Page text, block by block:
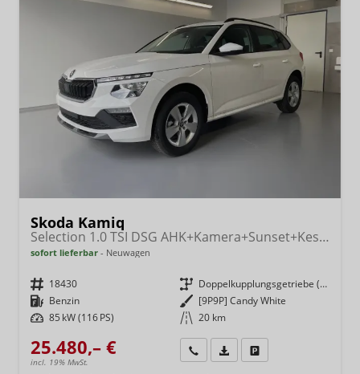
Skoda Kamiq
Selection 1.0 TSI DSG AHK+Kamera+Sunset+Kessy+AppConnect+Sitzheiz+Alu16+GV5
sofort lieferbar Neuwagen
Fahrzeugnr. 18430 Getriebe
Doppelkupplungsgetriebe (DSG)
Kraftstoff Benzin Außenfarbe [9P9P] Candy White
Leistung 85 kW (116 PS) Kilometerstand 20 km
25.480,– €
incl. 19% MwSt.
Wir rufen Sie anFahrzeugexposé (PDF)